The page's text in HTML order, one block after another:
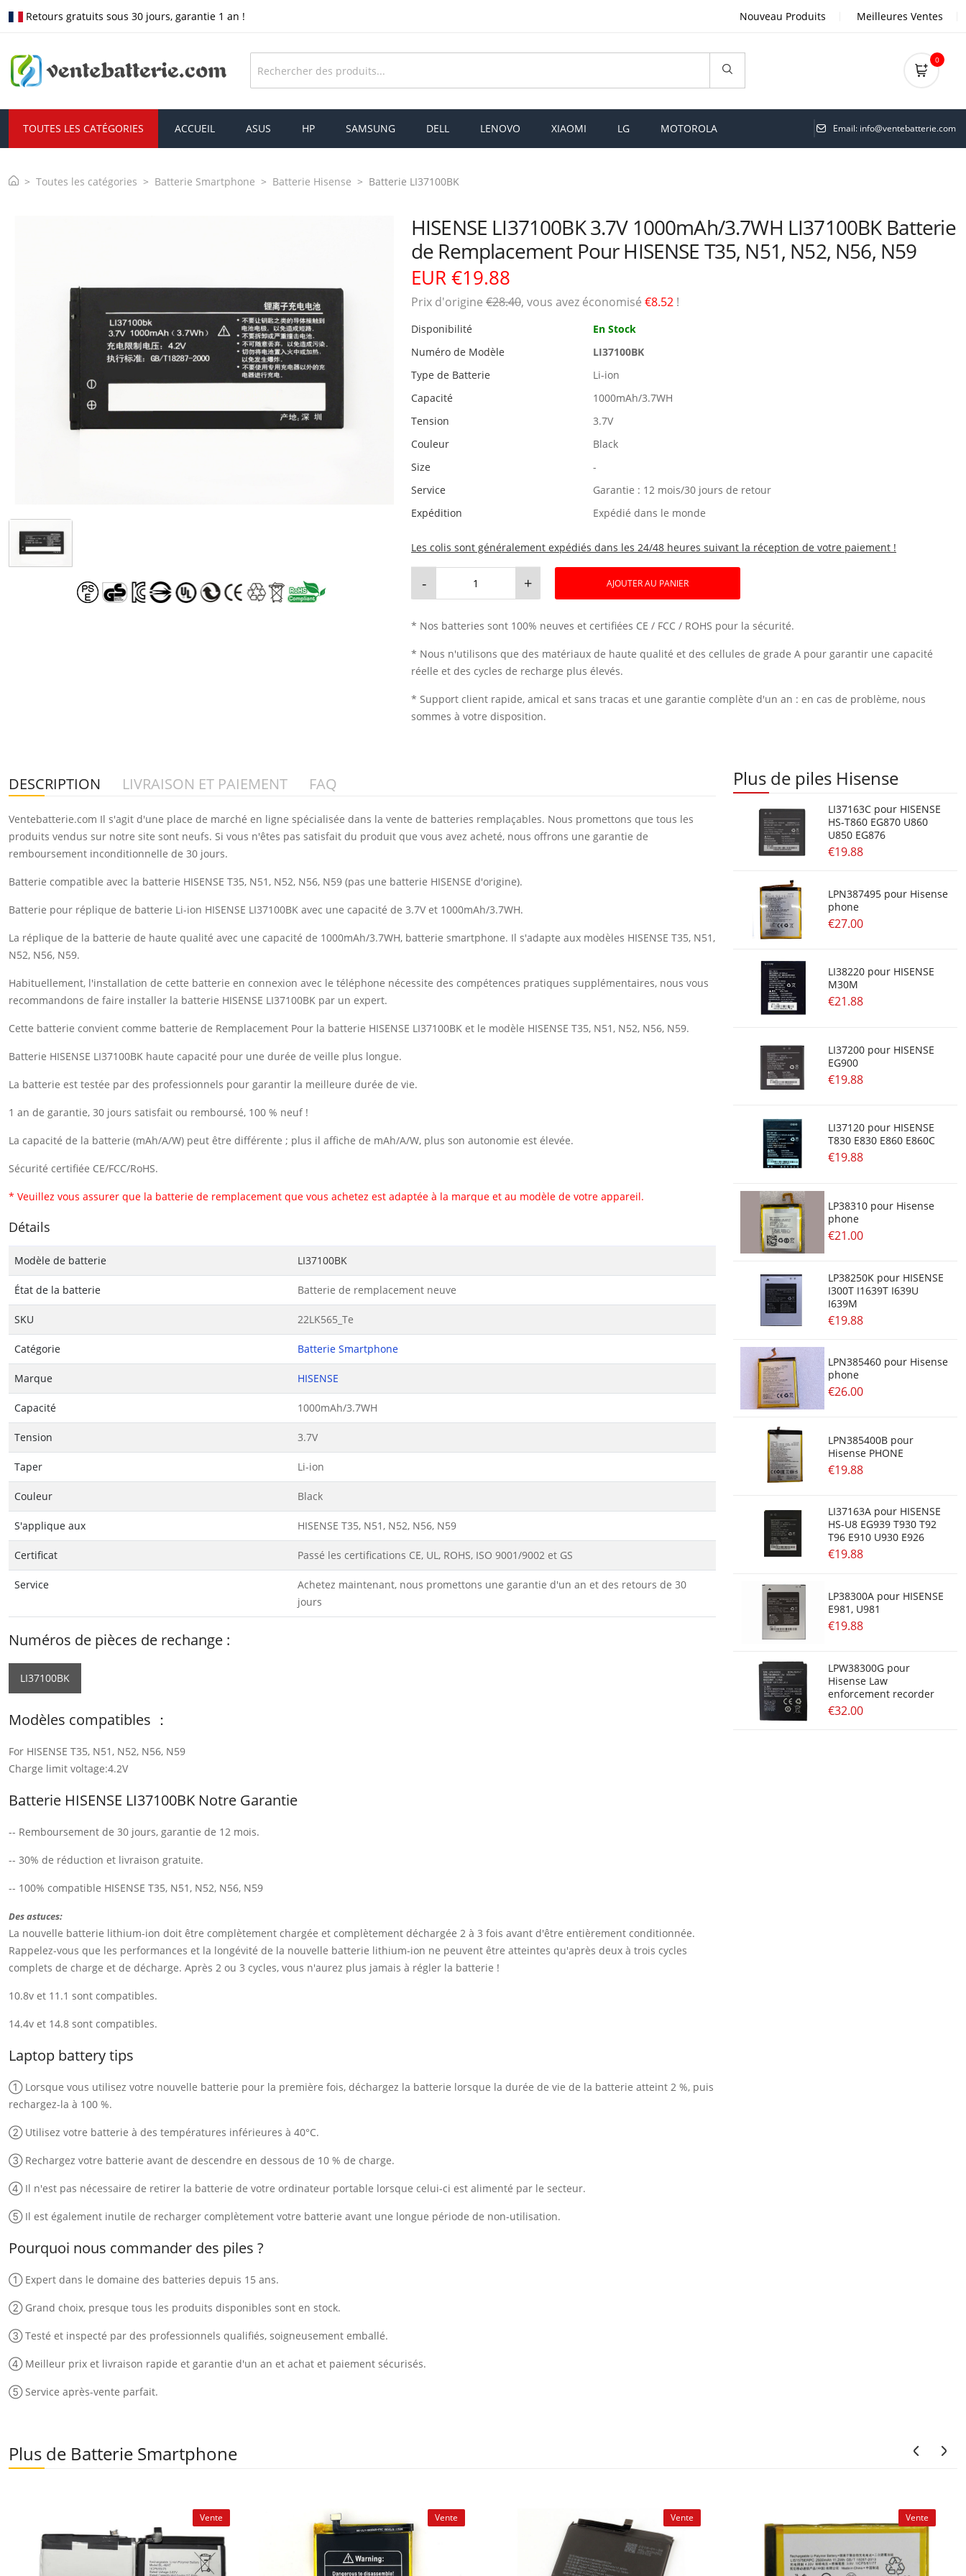
Retours gratuits sous 30 jours, garantie 1 an ! Nouveau Produits Meilleures Ventes
0
TOUTES LES CATÉGORIES ACCUEIL ASUS HP SAMSUNG DELL LENOVO XIAOMI LG MOTOROLA Email: info@ventebatterie.com
Toutes les catégories Batterie Smartphone Batterie Hisense Batterie LI37100BK
HISENSE LI37100BK 3.7V 1000mAh/3.7WH LI37100BK Batterie
de Remplacement Pour HISENSE T35, N51, N52, N56, N59
EUR €19.88
Prix ​​d'origine €28.40, vous avez économisé €8.52 !
Disponibilité
En Stock
Numéro de Modèle
LI37100BK
Type de Batterie
Li-ion
Capacité
1000mAh/3.7WH
Tension
3.7V
Couleur
Black
Size
-
Service
Garantie : 12 mois/30 jours de retour
Expédition
Expédié dans le monde
Les colis sont généralement expédiés dans les 24/48 heures suivant la réception de votre paiement !
- + AJOUTER AU PANIER
* Nos batteries sont 100% neuves et certifiées CE / FCC / ROHS pour la sécurité.
* Nous n'utilisons que des matériaux de haute qualité et des cellules de grade A pour garantir une capacité
réelle et des cycles de recharge plus élevés.
* Support client rapide, amical et sans tracas et une garantie complète d'un an : en cas de problème, nous
sommes à votre disposition.
DESCRIPTION LIVRAISON ET PAIEMENT FAQ
Ventebatterie.com Il s'agit d'une place de marché en ligne spécialisée dans la vente de batteries remplaçables. Nous promettons que tous les
produits vendus sur notre site sont neufs. Si vous n'êtes pas satisfait du produit que vous avez acheté, nous offrons une garantie de
remboursement inconditionnelle de 30 jours.
Batterie compatible avec la batterie HISENSE T35, N51, N52, N56, N59 (pas une batterie HISENSE d'origine).
Batterie pour réplique de batterie Li-ion HISENSE LI37100BK avec une capacité de 3.7V et 1000mAh/3.7WH.
La réplique de la batterie de haute qualité avec une capacité de 1000mAh/3.7WH, batterie smartphone. Il s'adapte aux modèles HISENSE T35, N51,
N52, N56, N59.
Habituellement, l'installation de cette batterie en connexion avec le téléphone nécessite des compétences pratiques supplémentaires, nous vous
recommandons de faire installer la batterie HISENSE LI37100BK par un expert.
Cette batterie convient comme batterie de Remplacement Pour la batterie HISENSE LI37100BK et le modèle HISENSE T35, N51, N52, N56, N59.
Batterie HISENSE LI37100BK haute capacité pour une durée de veille plus longue.
La batterie est testée par des professionnels pour garantir la meilleure durée de vie.
1 an de garantie, 30 jours satisfait ou remboursé, 100 % neuf !
La capacité de la batterie (mAh/A/W) peut être différente ; plus il affiche de mAh/A/W, plus son autonomie est élevée.
Sécurité certifiée CE/FCC/RoHS.
* Veuillez vous assurer que la batterie de remplacement que vous achetez est adaptée à la marque et au modèle de votre appareil.
Détails
Modèle de batterie LI37100BK
État de la batterie Batterie de remplacement neuve
SKU 22LK565_Te
Catégorie Batterie Smartphone
Marque HISENSE
Capacité 1000mAh/3.7WH
Tension 3.7V
Taper Li-ion
Couleur Black
S'applique aux HISENSE T35, N51, N52, N56, N59
Certificat Passé les certifications CE, UL, ROHS, ISO 9001/9002 et GS
Service
Achetez maintenant, nous promettons une garantie d'un an et des retours de 30
jours
Numéros de pièces de rechange :
LI37100BK
Modèles compatibles ：
For HISENSE T35, N51, N52, N56, N59
Charge limit voltage:4.2V
Batterie HISENSE LI37100BK Notre Garantie
-- Remboursement de 30 jours, garantie de 12 mois.
-- 30% de réduction et livraison gratuite.
-- 100% compatible HISENSE T35, N51, N52, N56, N59
Des astuces:
La nouvelle batterie lithium-ion doit être complètement chargée et complètement déchargée 2 à 3 fois avant d'être entièrement conditionnée.
Rappelez-vous que les performances et la longévité de la nouvelle batterie lithium-ion ne peuvent être atteintes qu'après deux à trois cycles
complets de charge et de décharge. Après 2 ou 3 cycles, vous n'aurez plus jamais à régler la batterie !
10.8v et 11.1 sont compatibles.
14.4v et 14.8 sont compatibles.
Laptop battery tips
① Lorsque vous utilisez votre nouvelle batterie pour la première fois, déchargez la batterie lorsque la durée de vie de la batterie atteint 2 %, puis
rechargez-la à 100 %.
② Utilisez votre batterie à des températures inférieures à 40°C.
③ Rechargez votre batterie avant de descendre en dessous de 10 % de charge.
④ Il n'est pas nécessaire de retirer la batterie de votre ordinateur portable lorsque celui-ci est alimenté par le secteur.
⑤ Il est également inutile de recharger complètement votre batterie avant une longue période de non-utilisation.
Pourquoi nous commander des piles ?
① Expert dans le domaine des batteries depuis 15 ans.
② Grand choix, presque tous les produits disponibles sont en stock.
③ Testé et inspecté par des professionnels qualifiés, soigneusement emballé.
④ Meilleur prix et livraison rapide et garantie d'un an et achat et paiement sécurisés.
⑤ Service après-vente parfait.
Plus de piles Hisense
LI37163C pour HISENSE
HS-T860 EG870 U860
U850 EG876
€19.88
LPN387495 pour Hisense
phone
€27.00
LI38220 pour HISENSE
M30M
€21.88
LI37200 pour HISENSE
EG900
€19.88
LI37120 pour HISENSE
T830 E830 E860 E860C
€19.88
LP38310 pour Hisense
phone
€21.00
LP38250K pour HISENSE
I300T I1639T I639U
I639M
€19.88
LPN385460 pour Hisense
phone
€26.00
LPN385400B pour
Hisense PHONE
€19.88
LI37163A pour HISENSE
HS-U8 EG939 T930 T92
T96 E910 U930 E926
€19.88
LP38300A pour HISENSE
E981, U981
€19.88
LPW38300G pour
Hisense Law
enforcement recorder
€32.00
Plus de Batterie Smartphone
Vente Vente Vente Vente